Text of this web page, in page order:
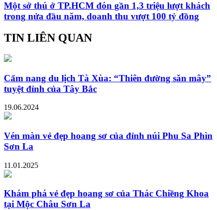
Một sở thú ở TP.HCM đón gần 1,3 triệu lượt khách
trong nửa đầu năm, doanh thu vượt 100 tỷ đồng
TIN LIÊN QUAN
Cẩm nang du lịch Tà Xùa: “Thiên đường săn mây”
tuyệt đỉnh của Tây Bắc
19.06.2024
Vén màn vẻ đẹp hoang sơ của đỉnh núi Phu Sa Phìn
Sơn La
11.01.2025
Khám phá vẻ đẹp hoang sơ của Thác Chiềng Khoa
tại Mộc Châu Sơn La